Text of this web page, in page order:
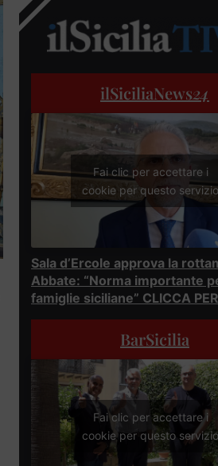
ilSiciliaNews24
Fai clic per accettare i
cookie per questo servizio
Sala d’Ercole approva la
Abbate: “Norma importante
famiglie siciliane” CLICCA
BarSicilia
Fai clic per accettare i
cookie per questo servizio